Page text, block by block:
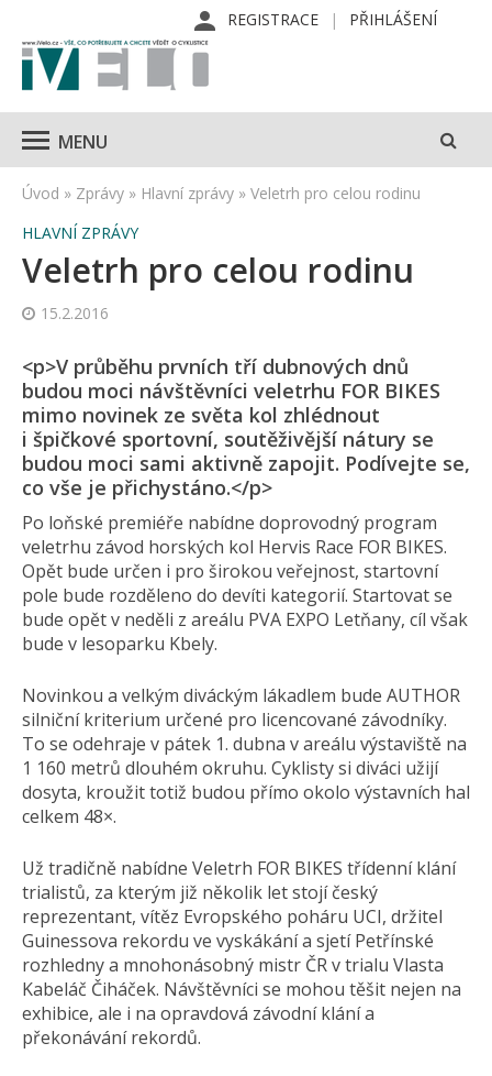
REGISTRACE PŘIHLÁŠENÍ
MENU
Úvod » Zprávy » Hlavní zprávy » Veletrh pro celou rodinu
HLAVNÍ ZPRÁVY
Veletrh pro celou rodinu
15.2.2016
<p>V průběhu prvních tří dubnových dnů
budou moci návštěvníci veletrhu FOR BIKES
mimo novinek ze světa kol zhlédnout
i špičkové sportovní, soutěživější nátury se
budou moci sami aktivně zapojit. Podívejte se,
co vše je přichystáno.</p>
Po loňské premiéře nabídne doprovodný program
veletrhu závod horských kol Hervis Race FOR BIKES.
Opět bude určen i pro širokou veřejnost, startovní
pole bude rozděleno do devíti kategorií. Startovat se
bude opět v neděli z areálu PVA EXPO Letňany, cíl však
bude v lesoparku Kbely.
Novinkou a velkým diváckým lákadlem bude AUTHOR
silniční kriterium určené pro licencované závodníky.
To se odehraje v pátek 1. dubna v areálu výstaviště na
1 160 metrů dlouhém okruhu. Cyklisty si diváci užijí
dosyta, kroužit totiž budou přímo okolo výstavních hal
celkem 48×.
Už tradičně nabídne Veletrh FOR BIKES třídenní klání
trialistů, za kterým již několik let stojí český
reprezentant, vítěz Evropského poháru UCI, držitel
Guinessova rekordu ve vyskákání a sjetí Petřínské
rozhledny a mnohonásobný mistr ČR v trialu Vlasta
Kabeláč Čiháček. Návštěvníci se mohou těšit nejen na
exhibice, ale i na opravdová závodní klání a
překonávání rekordů.